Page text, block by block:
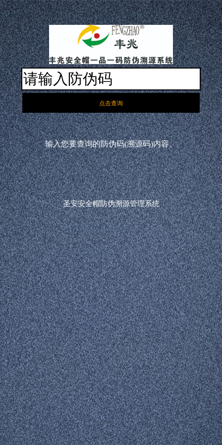
输入您要查询的防伪码(溯源码)内容。
圣安安全帽防伪溯源管理系统